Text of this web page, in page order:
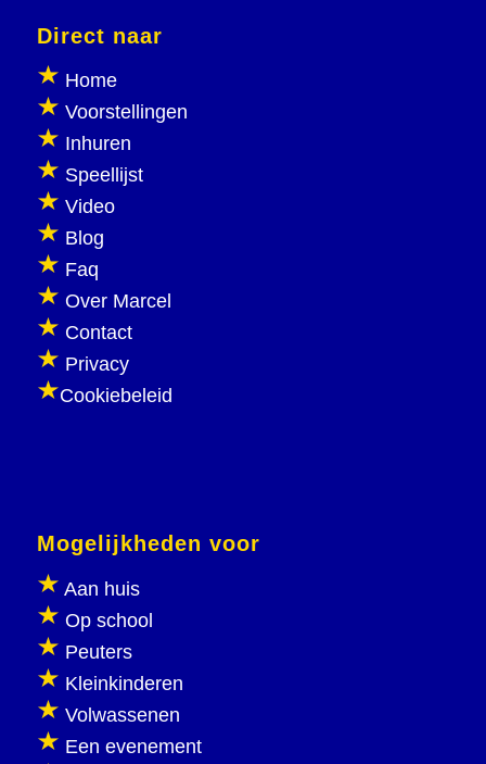
Direct naar
Home
Voorstellingen
Inhuren
Speellijst
Video
Blog
Faq
Over Marcel
Contact
Privacy
Cookiebeleid
Mogelijkheden voor
Aan huis
Op school
Peuters
Kleinkinderen
Volwassenen
Een evenement